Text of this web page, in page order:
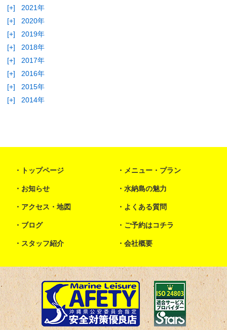
[+]
2021年
[+]
2020年
[+]
2019年
[+]
2018年
[+]
2017年
[+]
2016年
[+]
2015年
[+]
2014年
トップページ メニュー・プラン
お知らせ 水納島の魅力
アクセス・地図 よくある質問
ブログ ご予約はコチラ
スタッフ紹介 会社概要